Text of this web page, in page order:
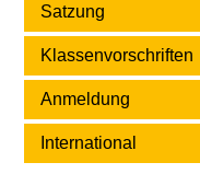
Satzung
Klassenvorschriften
Anmeldung
International